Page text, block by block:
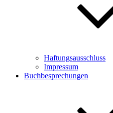
Haftungsausschluss
Impressum
Buchbesprechungen